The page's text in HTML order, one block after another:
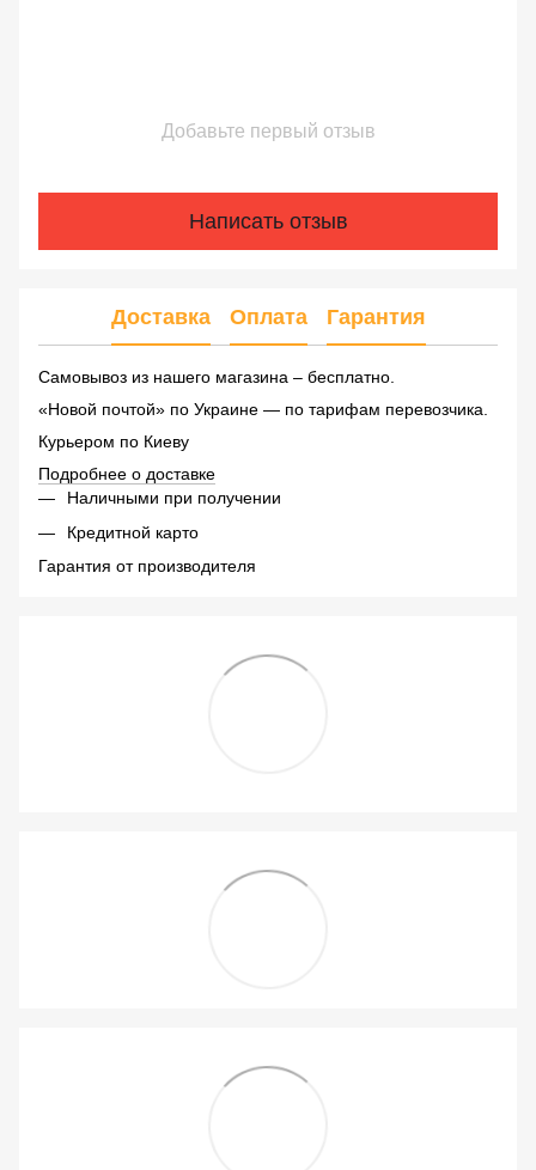
Добавьте первый отзыв
Написать отзыв
Доставка Оплата Гарантия
Самовывоз из нашего магазина – бесплатно.
«Новой почтой» по Украине — по тарифам перевозчика.
Курьером по Киеву
Подробнее о доставке
Наличными при получении
Кредитной карто
Гарантия от производителя